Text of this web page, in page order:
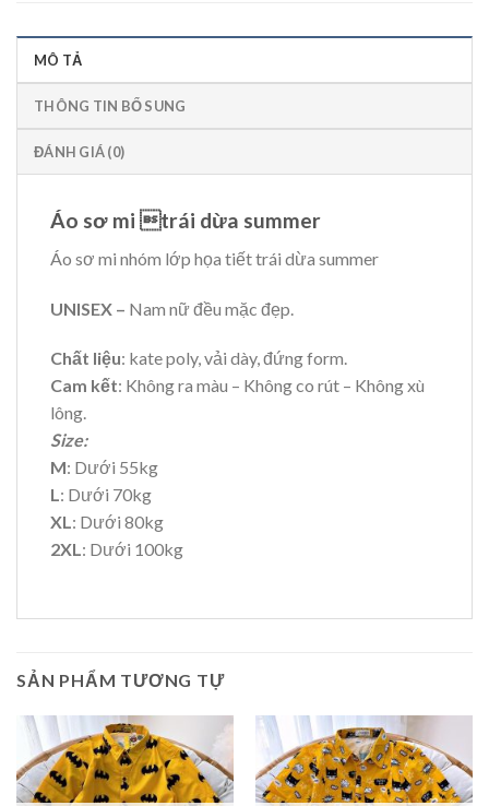
MÔ TẢ
THÔNG TIN BỔ SUNG
ĐÁNH GIÁ (0)
Áo sơ mi trái dừa summer
Áo sơ mi nhóm lớp họa tiết trái dừa summer
UNISEX – Nam nữ đều mặc đẹp.
Chất liệu: kate poly, vải dày, đứng form.
Cam kết: Không ra màu – Không co rút – Không xù
lông.
Size:
M: Dưới 55kg
L: Dưới 70kg
XL: Dưới 80kg
2XL: Dưới 100kg
SẢN PHẨM TƯƠNG TỰ